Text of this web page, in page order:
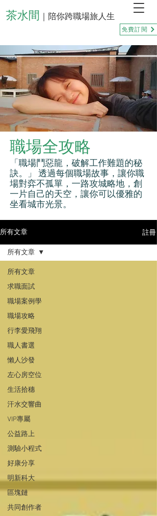
茶水間 ｜陪你跨職場旅人生
免費訂閱
職場全攻略
「職場鬥惡龍，破解工作難題的秘
訣。」 透過每個職場故事，讓你職
場對弈不孤單，一路攻城略地，創
一片自己的天空，讓你可以優雅的
坐看城市光景。
所有文章 註冊
所有文章
求職面試
職場案例學
職場攻略
行李愛飛翔
職人書選
懶人沙發
左心房空位
生活拾穗
汗水交響曲
VIP專屬
公益路上
測驗小程式
好康分享
明新科大
區塊鏈
共同創作者
所有文章